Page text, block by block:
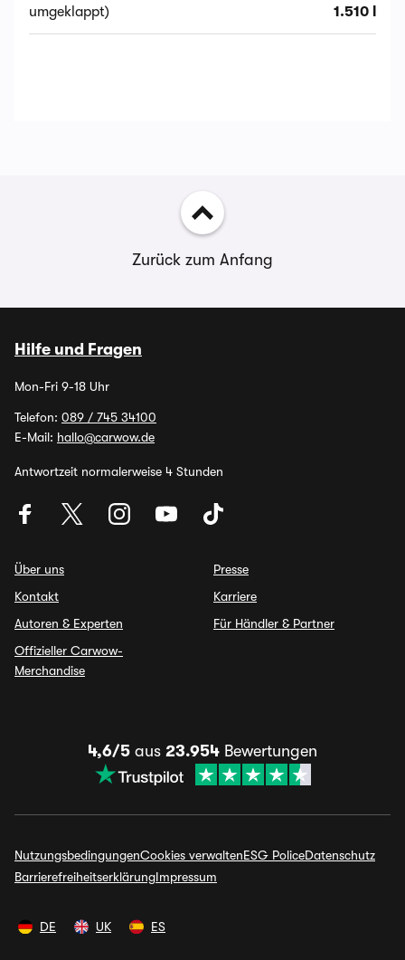
umgeklappt)
1.510 l
Zurück zum Anfang
Hilfe und Fragen
Mon-Fri 9-18 Uhr
Telefon: 089 / 745 34100
E-Mail: hallo@carwow.de
Antwortzeit normalerweise 4 Stunden
Über uns
Kontakt
Autoren & Experten
Offizieller Carwow-
Merchandise
Presse
Karriere
Für Händler & Partner
4,6/5 aus 23.954 Bewertungen
NutzungsbedingungenCookies verwaltenESG PoliceDatenschutz
BarrierefreiheitserklärungImpressum
DE UK ES